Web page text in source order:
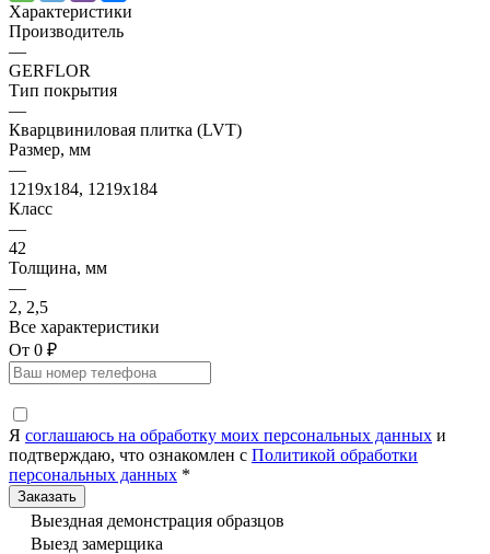
Характеристики
Производитель
—
GERFLOR
Тип покрытия
—
Кварцвиниловая плитка (LVT)
Размер, мм
—
1219x184, 1219x184
Класс
—
42
Толщина, мм
—
2, 2,5
Все характеристики
От 0 ₽
Я соглашаюсь на обработку моих персональных данных и
подтверждаю, что ознакомлен с Политикой обработки
персональных данных *
Выездная демонстрация образцов
Выезд замерщика